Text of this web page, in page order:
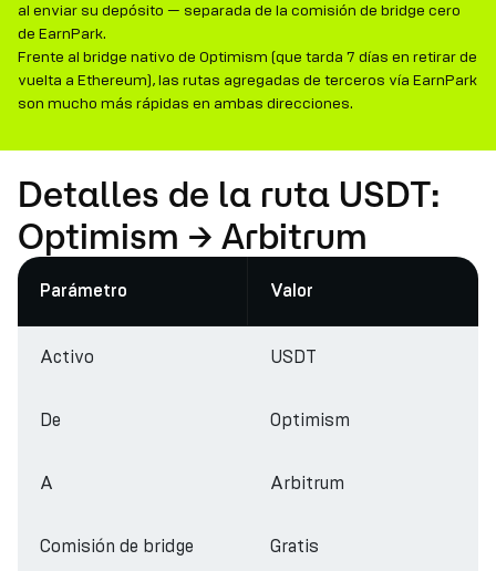
al enviar su depósito — separada de la comisión de bridge cero
de EarnPark.
Frente al bridge nativo de Optimism (que tarda 7 días en retirar de
vuelta a Ethereum), las rutas agregadas de terceros vía EarnPark
son mucho más rápidas en ambas direcciones.
Detalles de la ruta USDT:
Optimism → Arbitrum
Parámetro Valor
Activo USDT
De Optimism
A Arbitrum
Comisión de bridge Gratis